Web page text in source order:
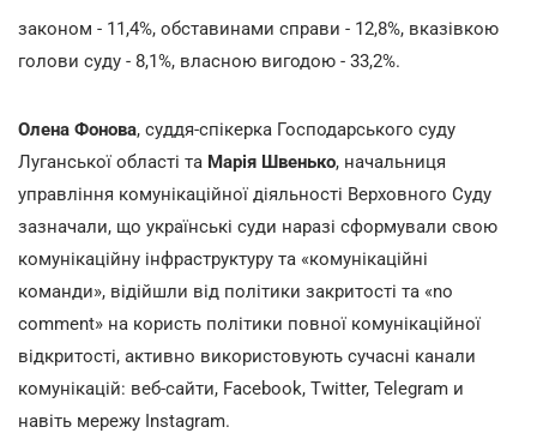
законом - 11,4%, обставинами справи - 12,8%, вказівкою
голови суду - 8,1%, власною вигодою - 33,2%.
Олена Фонова, суддя-спікерка Господарського суду
Луганської області та Марія Швенько, начальниця
управління комунікаційної діяльності Верховного Суду
зазначали, що українські суди наразі сформували свою
комунікаційну інфраструктуру та «комунікаційні
команди», відійшли від політики закритості та «no
comment» на користь політики повної комунікаційної
відкритості, активно використовують сучасні канали
комунікацій: веб-сайти, Facebook, Twitter, Telegram и
навіть мережу Instagram.